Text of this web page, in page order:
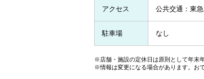
アクセス 公共交通：東
駐車場 なし
※店舗・施設の定休日は原則として年末
※情報は変更になる場合があります。お